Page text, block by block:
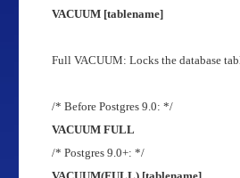
VACUUM [tablename]
Full VACUUM: Locks the database
/* Before Postgres 9.0: */
VACUUM FULL
/* Postgres 9.0+: */